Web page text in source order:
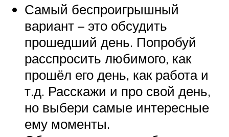
Самый беспроигрышный
вариант – это обсудить
прошедший день. Попробуй
расспросить любимого, как
прошёл его день, как работа и
т.д. Расскажи и про свой день,
но выбери самые интересные
ему моменты.